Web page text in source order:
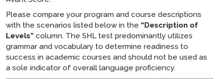
ADVANCE Perguntas Frequentes
Please compare your program and course descriptions
with the scenarios listed below in the “Description of
Levels” column. The SHL test predominantly utilizes
grammar and vocabulary to determine readiness to
success in academic courses and should not be used as
a sole indicator of overall language proficiency.